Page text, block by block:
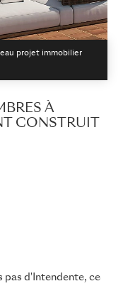
projet immobilier
À
CONSTRUIT
pas d'Intendente, ce